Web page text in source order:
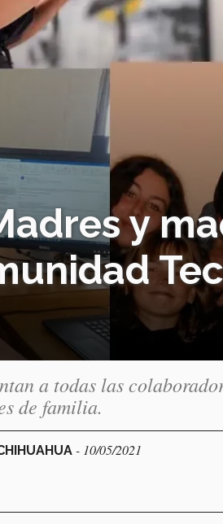
y
a todas las
de familia.
- 10/05/2021